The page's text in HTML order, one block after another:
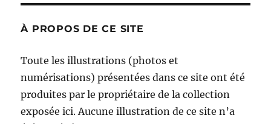
À PROPOS DE CE SITE
Toute les illustrations (photos et
numérisations) présentées dans ce site ont été
produites par le propriétaire de la collection
exposée ici. Aucune illustration de ce site n’a